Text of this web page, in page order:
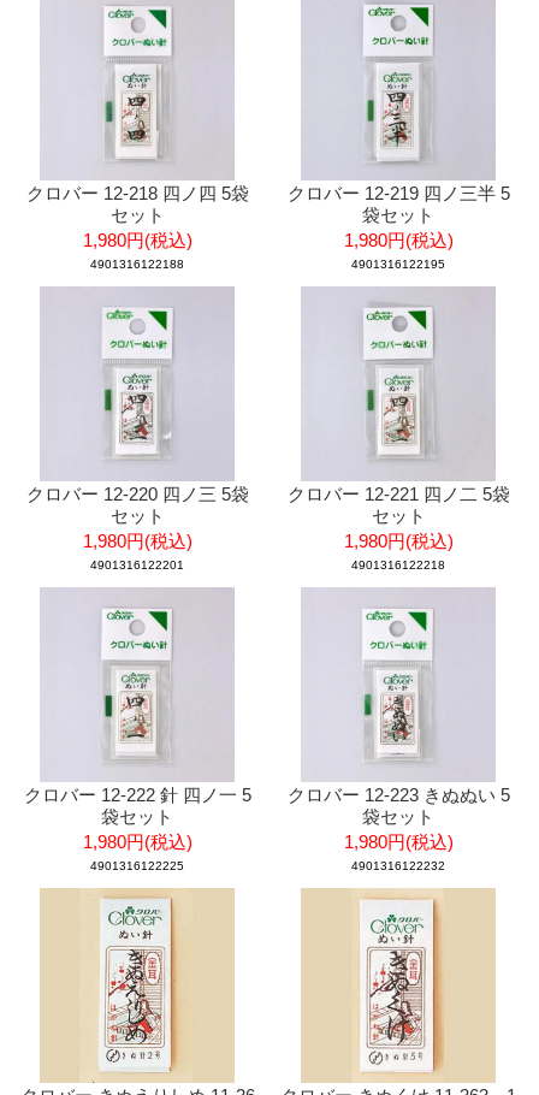
クロバー 12-218 四ノ四 5袋
セット
1,980円(税込)
4901316122188
クロバー 12-219 四ノ三半 5
袋セット
1,980円(税込)
4901316122195
クロバー 12-220 四ノ三 5袋
セット
1,980円(税込)
4901316122201
クロバー 12-221 四ノ二 5袋
セット
1,980円(税込)
4901316122218
クロバー 12-222 針 四ノ一 5
袋セット
1,980円(税込)
4901316122225
クロバー 12-223 きぬぬい 5
袋セット
1,980円(税込)
4901316122232